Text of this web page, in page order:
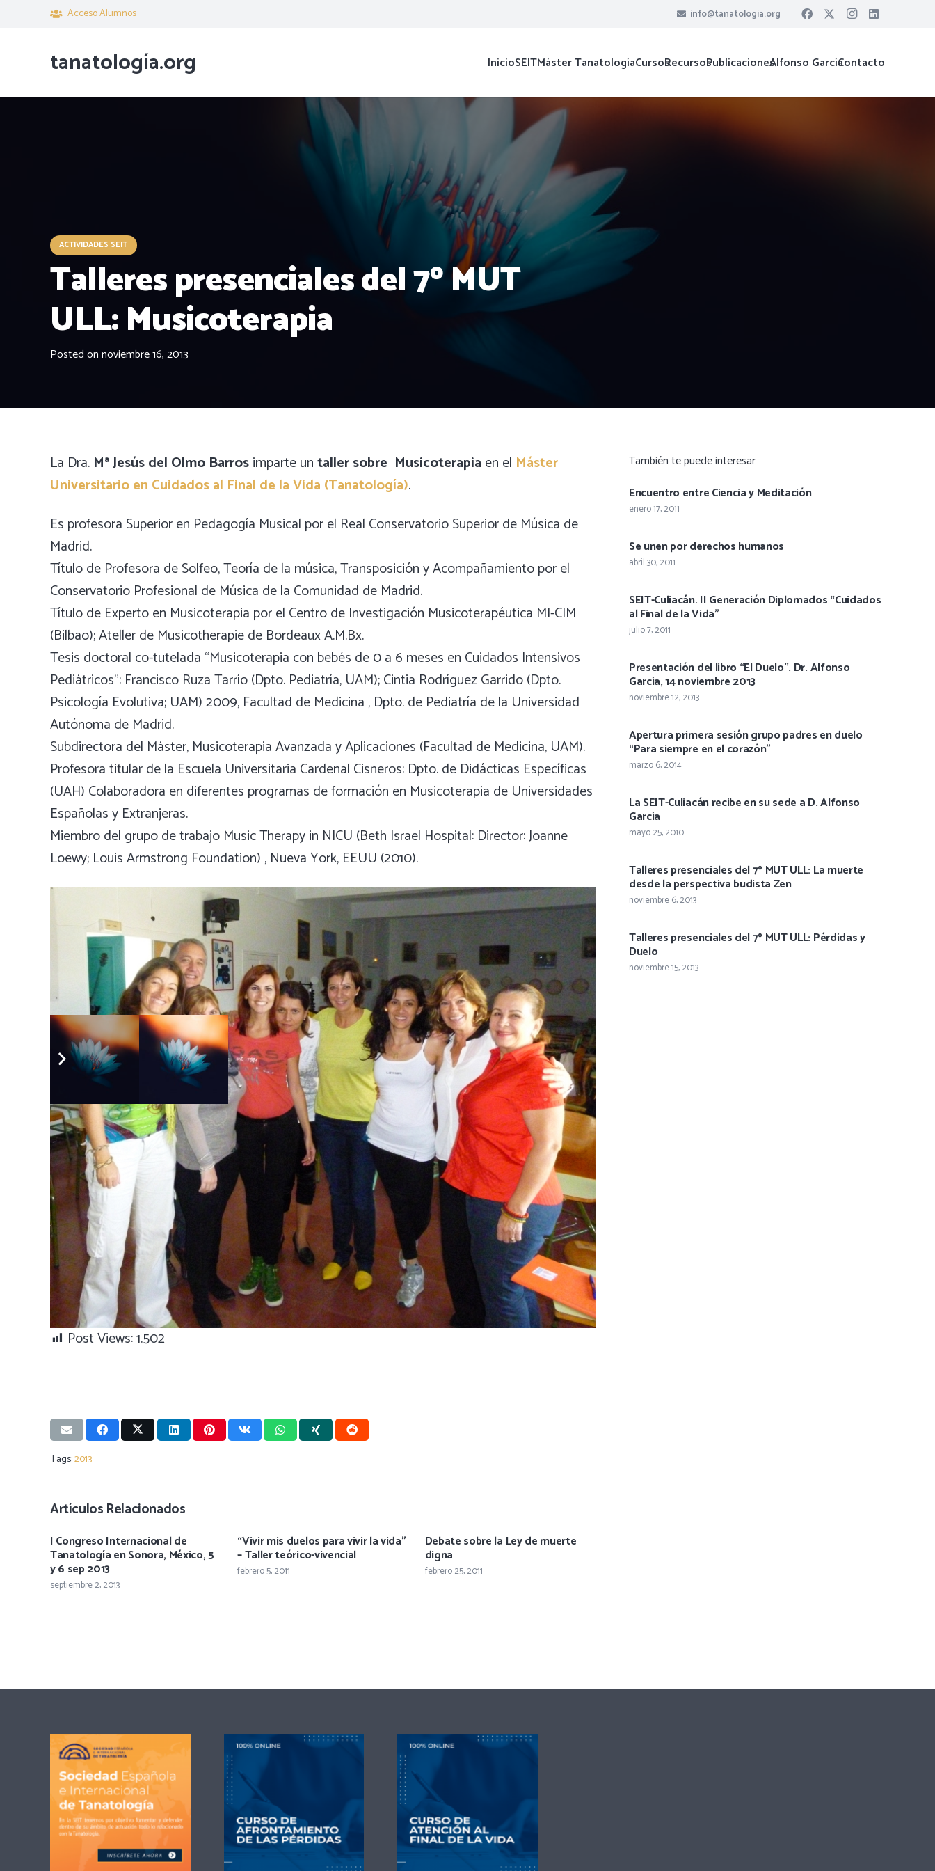
Acceso Alumnos info@tanatologia.org
tanatología.org InicioSEITMáster TanatologíaCursosRecursosPublicacionesAlfonso GarcíaContacto
ACTIVIDADES SEIT
Talleres presenciales del 7º MUT
ULL: Musicoterapia
Posted onnoviembre 16, 2013
La Dra. Mª Jesús del Olmo Barrosimparte untaller sobre Musicoterapia en el Máster
Universitario en Cuidados al Final de la Vida (Tanatología).
Es profesora Superior en Pedagogía Musical por el Real Conservatorio Superior de Música de
Madrid.
Título de Profesora de Solfeo, Teoría de la música, Transposición y Acompañamiento por el
Conservatorio Profesional de Música de la Comunidad de Madrid.
Título de Experto en Musicoterapia por el Centro de Investigación Musicoterapéutica MI-CIM
(Bilbao); Ateller de Musicotherapie de Bordeaux A.M.Bx.
Tesis doctoral co-tutelada “Musicoterapia con bebés de 0 a 6 meses en Cuidados Intensivos
Pediátricos”: Francisco Ruza Tarrío (Dpto. Pediatría, UAM); Cintia Rodríguez Garrido (Dpto.
Psicología Evolutiva; UAM) 2009, Facultad de Medicina , Dpto. de Pediatría de la Universidad
Autónoma de Madrid.
Subdirectora del Máster, Musicoterapia Avanzada y Aplicaciones (Facultad de Medicina, UAM).
Profesora titular de la Escuela Universitaria Cardenal Cisneros: Dpto. de Didácticas Específicas
(UAH) Colaboradora en diferentes programas de formación en Musicoterapia de Universidades
Españolas y Extranjeras.
Miembro del grupo de trabajo Music Therapy in NICU (Beth Israel Hospital: Director: Joanne
Loewy; Louis Armstrong Foundation) , Nueva York, EEUU (2010).
Post Views:1.502
Tags:2013
Artículos Relacionados
I Congreso Internacional de
Tanatología en Sonora, México, 5
y 6 sep 2013
septiembre 2, 2013
“Vivir mis duelos para vivir la vida”
– Taller teórico-vivencial
febrero 5, 2011
Debate sobre la Ley de muerte
digna
febrero 25, 2011
También te puede interesar
Encuentro entre Ciencia y Meditación
enero 17, 2011
Se unen por derechos humanos
abril 30, 2011
SEIT-Culiacán. II Generación Diplomados “Cuidados
al Final de la Vida”
julio 7, 2011
Presentación del libro “El Duelo”. Dr. Alfonso
García, 14 noviembre 2013
noviembre 12, 2013
Apertura primera sesión grupo padres en duelo
“Para siempre en el corazón”
marzo 6, 2014
La SEIT-Culiacán recibe en su sede a D. Alfonso
García
mayo 25, 2010
Talleres presenciales del 7º MUT ULL: La muerte
desde la perspectiva budista Zen
noviembre 6, 2013
Talleres presenciales del 7º MUT ULL: Pérdidas y
Duelo
noviembre 15, 2013